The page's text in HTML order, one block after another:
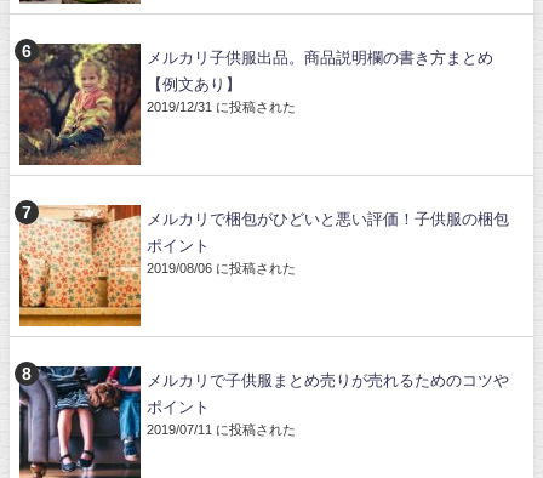
メルカリ子供服出品。商品説明欄の書き方まとめ
【例文あり】
2019/12/31 に投稿された
メルカリで梱包がひどいと悪い評価！子供服の梱包
ポイント
2019/08/06 に投稿された
メルカリで子供服まとめ売りが売れるためのコツや
ポイント
2019/07/11 に投稿された